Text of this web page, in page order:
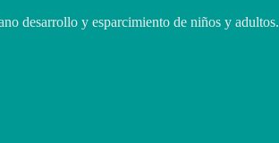
desarrollo y esparcimiento de niños y adultos.